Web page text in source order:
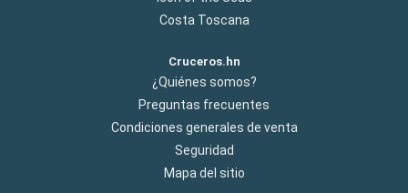
Costa Toscana
Cruceros.hn
¿Quiénes somos?
Preguntas frecuentes
Condiciones generales de venta
Seguridad
Mapa del sitio